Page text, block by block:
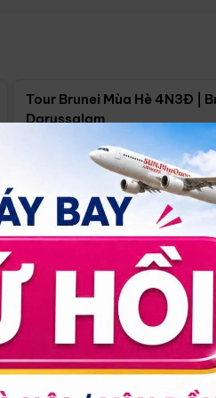
Tour Brunei Mùa Hè 4N3Đ |
Darussalam
Hồ Chí Minh 4N3Đ
30/08 17/09 24/09
14.499.000đ Xem chi